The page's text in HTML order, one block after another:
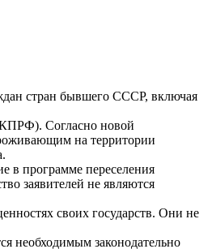
стран бывшего СССР, включая
Согласно новой
на территории
в программе переселения
заявителей не являются
своих государств. Они не
необходимым законодательно